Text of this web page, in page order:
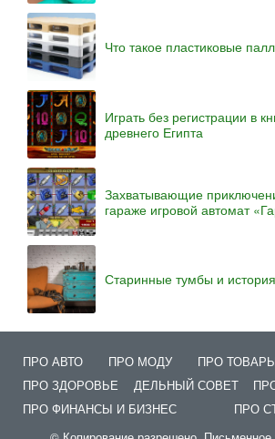
Что такое пластиковые
Играть без регистрации в
древнего Египта
Захватывающие
гараже игровой автомат
Старинные тумбы и
ПРО АВТО ПРО МОДУ ПРО
ПРО ЗДОРОВЬЕ
ДЕЛЬНЫЙ СОВЕТ
ПРО ФИНАНСЫ И БИЗНЕС
ПРО